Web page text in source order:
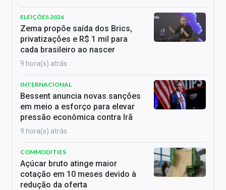
ELEIÇÕES 2026
Zema propõe saída dos Brics,
privatizações e R$ 1 mil para
cada brasileiro ao nascer
9 hora(s) atrás
INTERNACIONAL
Bessent anuncia novas sanções
em meio a esforço para elevar
pressão econômica contra Irã
9 hora(s) atrás
COMMODITIES
Açúcar bruto atinge maior
cotação em 10 meses devido à
redução da oferta